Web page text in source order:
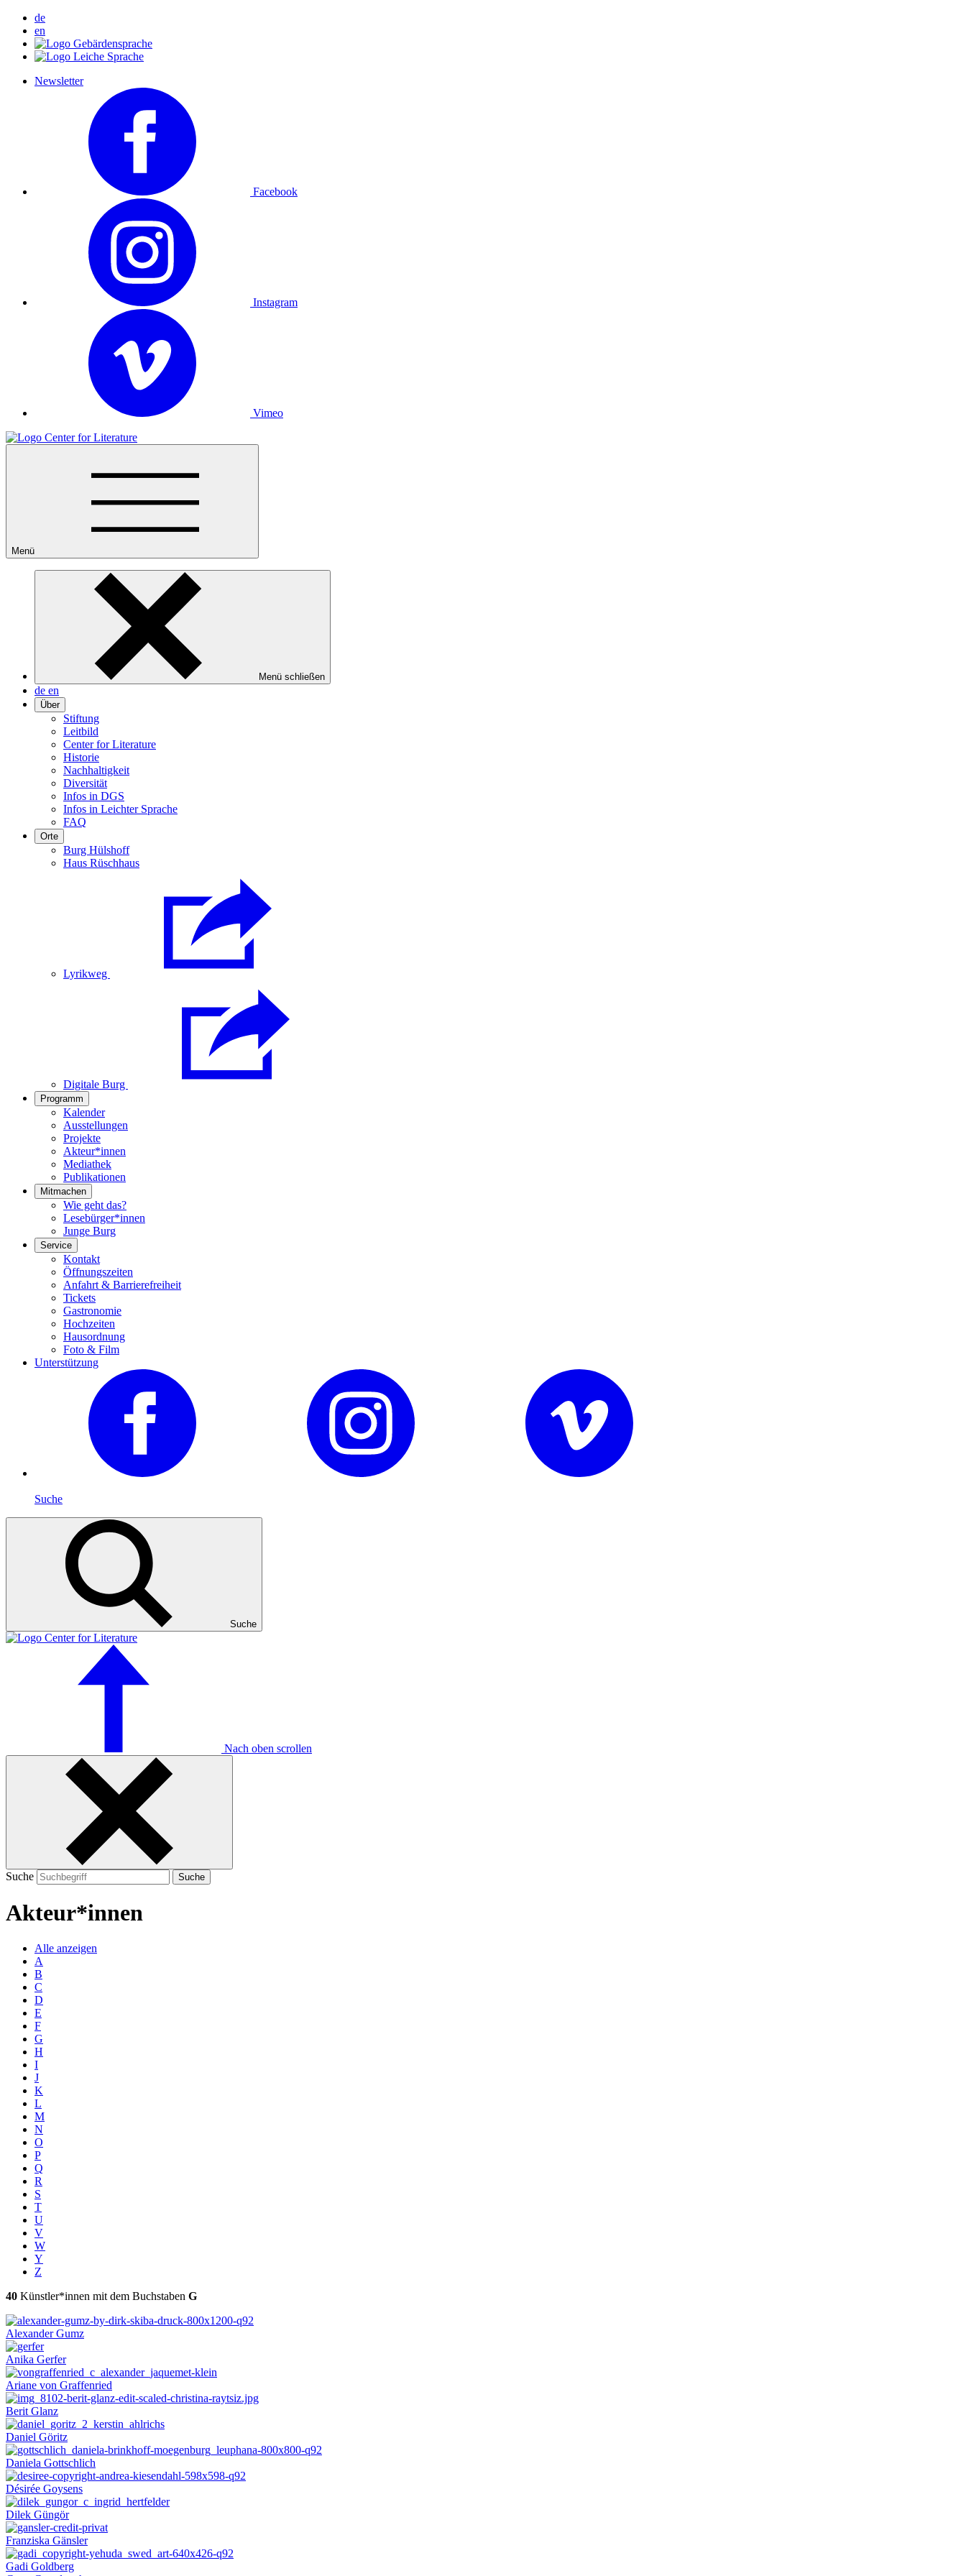
de
en
Newsletter
Facebook
Instagram
Vimeo
Menü
Menü schließen
de en
Über
Stiftung
Leitbild
Center for Literature
Historie
Nachhaltigkeit
Diversität
Infos in DGS
Infos in Leichter Sprache
FAQ
Orte
Burg Hülshoff
Haus Rüschhaus
Lyrikweg
Digitale Burg
Programm
Kalender
Ausstellungen
Projekte
Akteur*innen
Mediathek
Publikationen
Mitmachen
Wie geht das?
Lesebürger*innen
Junge Burg
Service
Kontakt
Öffnungszeiten
Anfahrt & Barrierefreiheit
Tickets
Gastronomie
Hochzeiten
Hausordnung
Foto & Film
Unterstützung
Suche
Suche
Nach oben scrollen
Suche Suche
Akteur*innen
Alle anzeigen
A
B
C
D
E
F
G
H
I
J
K
L
M
N
O
P
Q
R
S
T
U
V
W
Y
Z
40 Künstler*innen mit dem Buchstaben G
Alexander Gumz
Anika Gerfer
Ariane von Graffenried
Berit Glanz
Daniel Göritz
Daniela Gottschlich
Désirée Goysens
Dilek Güngör
Franziska Gänsler
Gadi Goldberg